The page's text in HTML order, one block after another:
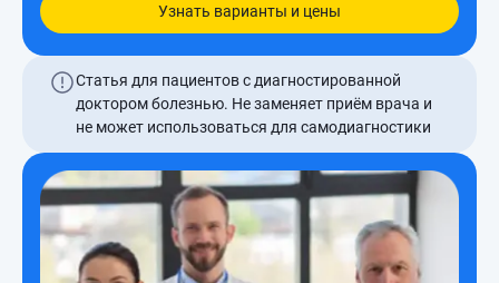
Узнать варианты и цены
Статья для пациентов с диагностированной
доктором болезнью. Не заменяет приём врача и
не может использоваться для самодиагностики